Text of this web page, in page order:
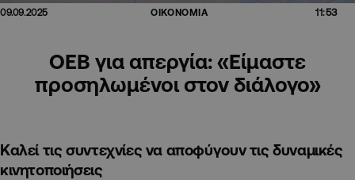
09.09.2025 ΟΙΚΟΝΟΜΙΑ 11:53
ΟΕΒ για απεργία: «Είμαστε
προσηλωμένοι στον διάλογο»
Καλεί τις συντεχνίες να αποφύγουν τις δυναμικές
κινητοποιήσεις